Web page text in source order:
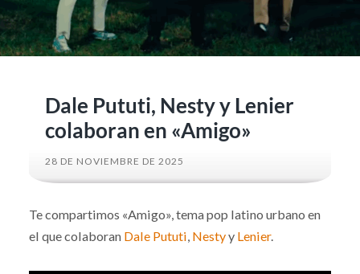
Dale Pututi, Nesty y Lenier
colaboran en «Amigo»
28 DE NOVIEMBRE DE 2025
Te compartimos «Amigo», tema pop latino urbano en
el que colaboran Dale Pututi, Nestyy Lenier.